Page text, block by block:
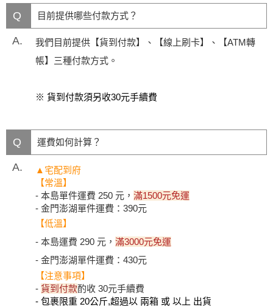
Q 目前提供哪些付款方式？
A.
我們目前提供【貨到付款】、【線上刷卡】、【ATM轉
帳】三種付款方式。
※ 貨到付款須另收30元手續費
Q 運費如何計算？
A.
▲宅配到府
【常溫】
- 本島單件運費 250 元， 滿1500元免運
- 金門澎湖單件運費：390元
【低溫】
- 本島運費 290 元， 滿3000元免運
- 金門澎湖單件運費：430元
【注意事項】
- 貨到付款酌收 30元手續費
- 包裹限重 20公斤,超過以 兩箱 或 以上 出貨